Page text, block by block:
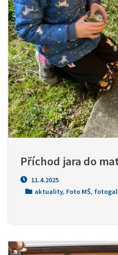
Příchod jara do
11.4.2025
aktuality, Foto MŠ,